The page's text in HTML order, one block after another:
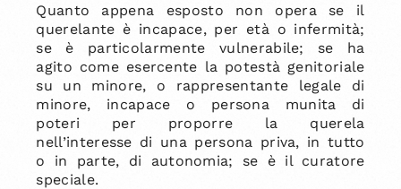
Quanto appena esposto non opera se il
querelante è incapace, per età o infermità;
se è particolarmente vulnerabile; se ha
agito come esercente la potestà genitoriale
su un minore, o rappresentante legale di
minore, incapace o persona munita di
poteri per proporre la querela
nell’interesse di una persona priva, in tutto
o in parte, di autonomia; se è il curatore
speciale.